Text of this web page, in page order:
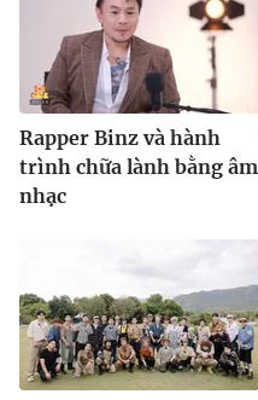
Rapper Binz và hành
trình chữa lành bằng âm
nhạc